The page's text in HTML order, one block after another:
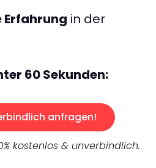
Erfahrung in der
60 Sekunden:
anfragen!
kostenlos & unverbindlich.